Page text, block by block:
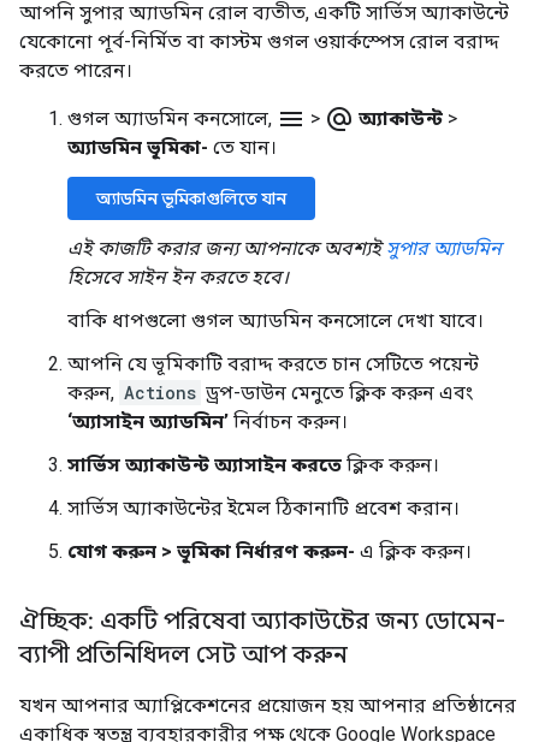
আপনি সুপার অ্যাডমিন রোল ব্যতীত, একটি সার্ভিস অ্যাকাউন্টে
যেকোনো পূর্ব-নির্মিত বা কাস্টম গুগল ওয়ার্কস্পেস রোল বরাদ্দ
করতে পারেন।
গুগল অ্যাডমিন কনসোলে, menu > alternate_email অ্যাকাউন্ট >
অ্যাডমিন ভূমিকা- তে যান।
অ্যাডমিন ভূমিকাগুলিতে যান
এই কাজটি করার জন্য আপনাকে অবশ্যইসুপার অ্যাডমিন
হিসেবে সাইন ইন করতে হবে।
বাকি ধাপগুলো গুগল অ্যাডমিন কনসোলে দেখা যাবে।
আপনি যে ভূমিকাটি বরাদ্দ করতে চান সেটিতে পয়েন্ট
করুন, Actions ড্রপ-ডাউন মেনুতে ক্লিক করুন এবং
‘অ্যাসাইন অ্যাডমিন’ নির্বাচন করুন।
সার্ভিস অ্যাকাউন্ট অ্যাসাইন করতে ক্লিক করুন।
সার্ভিস অ্যাকাউন্টের ইমেল ঠিকানাটি প্রবেশ করান।
যোগ করুন > ভূমিকা নির্ধারণ করুন- এ ক্লিক করুন।
ঐচ্ছিক: একটি পরিষেবা অ্যাকাউন্টের জন্য ডোমেন-
ব্যাপী প্রতিনিধিদল সেট আপ করুন
যখন আপনার অ্যাপ্লিকেশনের প্রয়োজন হয় আপনার প্রতিষ্ঠানের
একাধিক স্বতন্ত্র ব্যবহারকারীর পক্ষ থেকে Google Workspace